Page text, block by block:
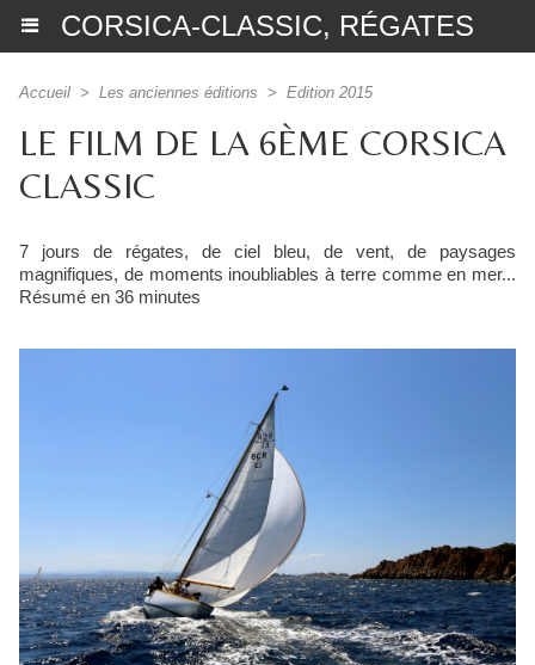
CORSICA-CLASSIC, RÉGATES
Accueil > Les anciennes éditions > Edition 2015
LE FILM DE LA 6ÈME CORSICA
CLASSIC
7 jours de régates, de ciel bleu, de vent, de paysages
magnifiques, de moments inoubliables à terre comme en mer...
Résumé en 36 minutes